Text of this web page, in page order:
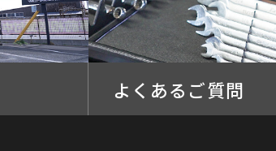
よくあるご質問